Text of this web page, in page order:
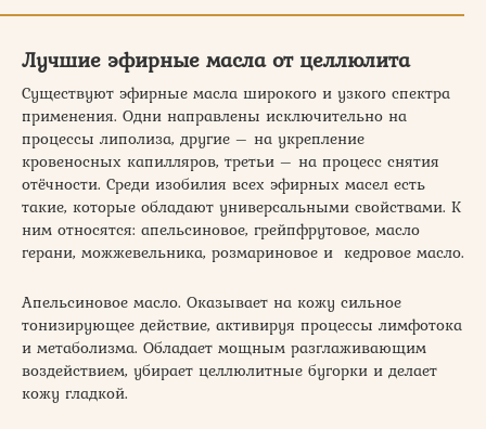
Лучшие эфирные масла от целлюлита
Существуют эфирные масла широкого и узкого спектра
применения. Одни направлены исключительно на
процессы липолиза, другие – на укрепление
кровеносных капилляров, третьи – на процесс снятия
отёчности. Среди изобилия всех эфирных масел есть
такие, которые обладают универсальными свойствами. К
ним относятся: апельсиновое, грейпфрутовое, масло
герани, можжевельника, розмариновое и кедровое масло.
Апельсиновое масло. Оказывает на кожу сильное
тонизирующее действие, активируя процессы лимфотока
и метаболизма. Обладает мощным разглаживающим
воздействием, убирает целлюлитные бугорки и делает
кожу гладкой.